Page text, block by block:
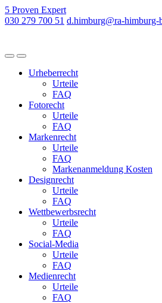
5 Proven Expert
030 279 700 51 d.himburg@ra-himburg-
Urheberrecht
Urteile
FAQ
Fotorecht
Urteile
FAQ
Markenrecht
Urteile
FAQ
Markenanmeldung Kosten
Designrecht
Urteile
FAQ
Wettbewerbsrecht
Urteile
FAQ
Social-Media
Urteile
FAQ
Medienrecht
Urteile
FAQ